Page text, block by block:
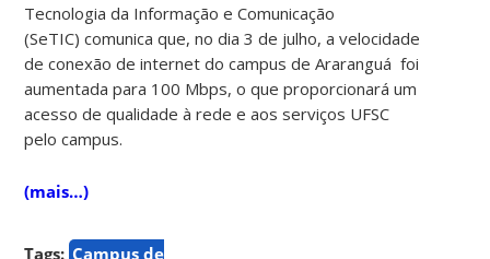
Tecnologia da Informação e Comunicação
(SeTIC) comunica que, no dia 3 de julho, a velocidade
de conexão de internet do campus de Araranguá foi
aumentada para 100 Mbps, o que proporcionará um
acesso de qualidade à rede e aos serviços UFSC
pelo campus.
(mais…)
Tags: Campus de